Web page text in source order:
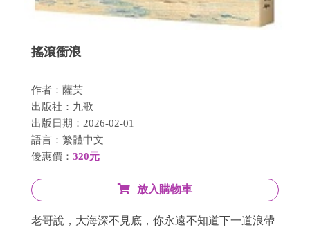
搖滾衝浪
作者：薩芙
出版社：九歌
出版日期：2026-02-01
語言：繁體中文
優惠價： 320元
放入購物車
老哥說，大海深不見底，你永遠不知道下一道浪帶